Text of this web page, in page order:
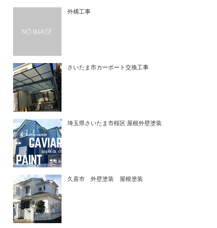
外構工事
さいたま市カーポート交換工事
埼玉県さいたま市桜区 屋根外壁塗装
久喜市 外壁塗装 屋根塗装